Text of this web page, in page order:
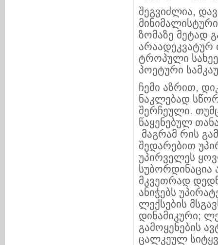
შეგვიძლია,
ზომაზე მეტად
ტროპული
პოეტური
ჩემი აზრით,
ნაკლებად
შერჩეული.
წაყენებულ
მაგრამ რის
შედარებით
უპირველეს
სუბორდინაცია
მკვეთრად
ანიჭებს
ლექსების
დინამიკური;
გამოყენების
ცალკეულ